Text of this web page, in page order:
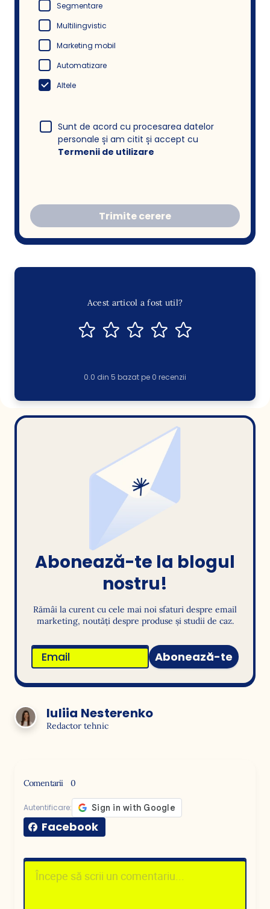
Segmentare
Multilingvistic
Marketing mobil
Automatizare
Altele
Sunt de acord cu procesarea datelor
personale și am citit și accept cu
Termenii de utilizare
Trimite cerere
Acest articol a fost util?
0.0 din 5 bazat pe 0 recenzii
Abonează-te la blogul
nostru!
Rămâi la curent cu cele mai noi sfaturi despre email
marketing, noutăți despre produse și studii de caz.
Abonează-te
Iuliia Nesterenko
Redactor tehnic
Comentarii 0
Autentificare:
Facebook